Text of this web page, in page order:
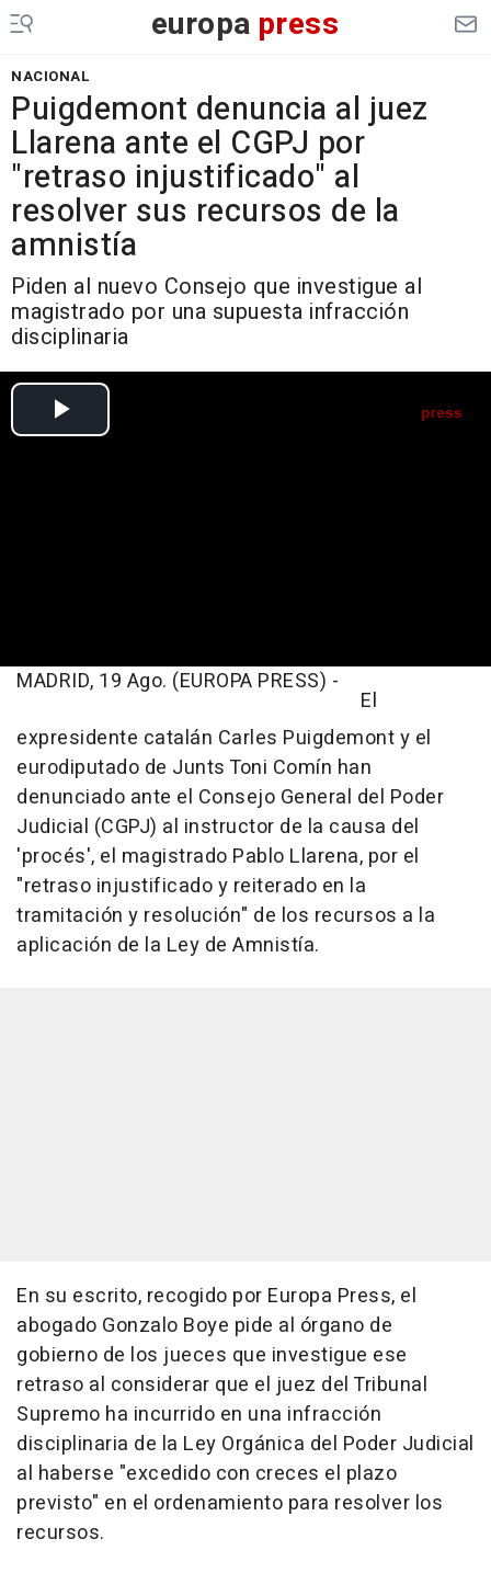
europa press
NACIONAL
Puigdemont denuncia al juez
Llarena ante el CGPJ por
"retraso injustificado" al
resolver sus recursos de la
amnistía
Piden al nuevo Consejo que investigue al
magistrado por una supuesta infracción
disciplinaria
MADRID, 19 Ago. (EUROPA PRESS) -
El
expresidente catalán Carles Puigdemont y el
eurodiputado de Junts Toni Comín han
denunciado ante el Consejo General del Poder
Judicial (CGPJ) al instructor de la causa del
'procés', el magistrado Pablo Llarena, por el
"retraso injustificado y reiterado en la
tramitación y resolución" de los recursos a la
aplicación de la Ley de Amnistía.
En su escrito, recogido por Europa Press, el
abogado Gonzalo Boye pide al órgano de
gobierno de los jueces que investigue ese
retraso al considerar que el juez del Tribunal
Supremo ha incurrido en una infracción
disciplinaria de la Ley Orgánica del Poder Judicial
al haberse "excedido con creces el plazo
previsto" en el ordenamiento para resolver los
recursos.